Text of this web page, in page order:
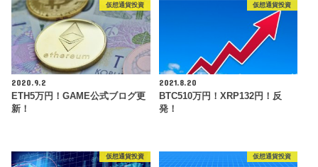
仮想通貨投資
2020.9.2
ETH5万円！GAME公式ブログ更
新！
仮想通貨投資
2021.8.20
BTC510万円！XRP132円！反
発！
仮想通貨投資 仮想通貨投資